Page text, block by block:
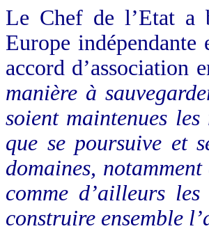
Le Chef de l’Etat a
Europe indépendante
accord d’association
manière à
soient maintenues
que se poursuive et
domaines,
comme d’ailleurs
construire ensemble